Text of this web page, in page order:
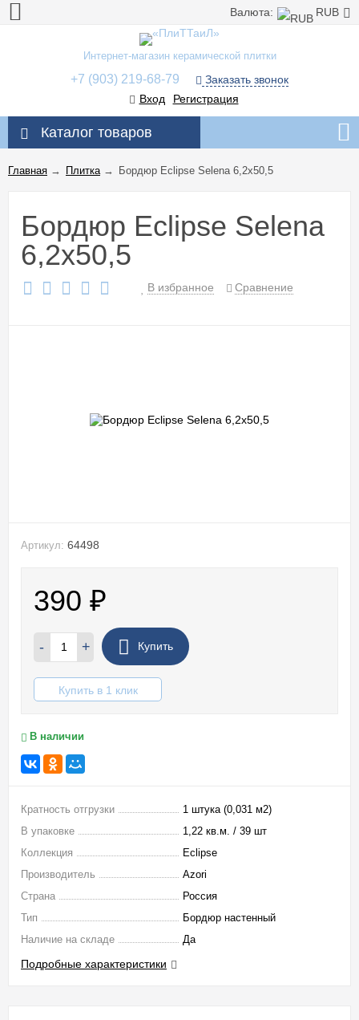
Валюта: RUB
Интернет-магазин керамической плитки
+7 (903) 219-68-79
Заказать звонок
Вход
Регистрация
Каталог товаров
Главная → Плитка→ Бордюр Eclipse Selena 6,2x50,5
Бордюр Eclipse Selena
6,2x50,5
В избранное Сравнение
Артикул: 64498
390 ₽
- + Купить
Купить в 1 клик
В наличии
Кратность отгрузки
1 штука (0,031 м2)
В упаковке
1,22 кв.м. / 39 шт
Коллекция
Eclipse
Производитель
Azori
Страна
Россия
Тип
Бордюр настенный
Наличие на складе
Да
Подробные характеристики